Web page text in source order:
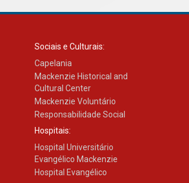
ressalta importância da
Sociais e Culturais:
Capelania
Mackenzie Historical and
Cultural Center
Mackenzie Voluntário
Responsabilidade Social
Hospitais:
Hospital Universitário
Evangélico Mackenzie
Hospital Evangélico